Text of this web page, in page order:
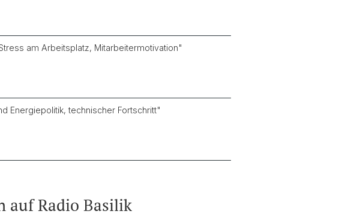
am Arbeitsplatz, Mitarbeitermotivation"
Energiepolitik, technischer Fortschritt"
auf Radio Basilik